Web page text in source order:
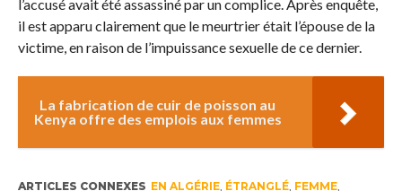
l’accusé avait été assassiné par un complice. Après enquête,
il est apparu clairement que le meurtrier était l’épouse de la
victime, en raison de l’impuissance sexuelle de ce dernier.
La fabrication de cuir de poisson au
Kenya offre des emplois aux femmes
ARTICLES CONNEXES EN ALGÉRIE, ÉTRANGLÉ, FEMME,